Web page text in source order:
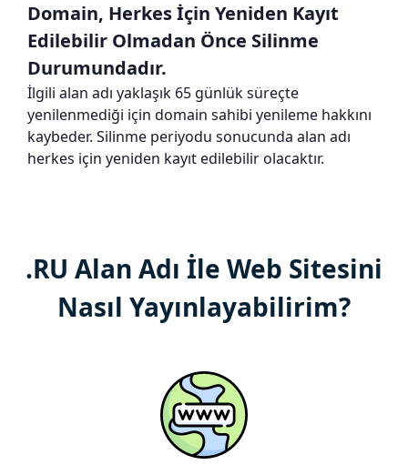
Domain, Herkes İçin Yeniden Kayıt
Edilebilir Olmadan Önce Silinme
Durumundadır.
İlgili alan adı yaklaşık 65 günlük süreçte
yenilenmediği için domain sahibi yenileme hakkını
kaybeder. Silinme periyodu sonucunda alan adı
herkes için yeniden kayıt edilebilir olacaktır.
.RU Alan Adı İle Web Sitesini
Nasıl Yayınlayabilirim?